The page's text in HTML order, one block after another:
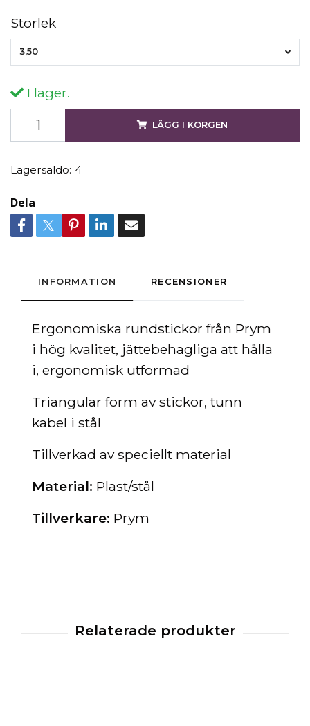
Storlek
3,50
I lager.
LÄGG I KORGEN
Lagersaldo: 4
Dela
INFORMATION RECENSIONER
Ergonomiska rundstickor från Prym
i hög kvalitet, jättebehagliga att hålla
i, ergonomisk utformad
Triangulär form av stickor, tunn
kabel i stål
Tillverkad av speciellt material
Material: Plast/stål
Tillverkare: Prym